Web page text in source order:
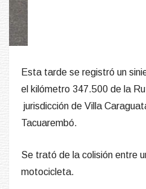
Tacuarembó.
Se trató de la colisión entre
Al arribar las unidades de
de los hechos, se constató
conductor del birrodado,
resultó ileso.